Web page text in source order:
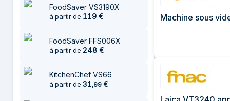
FoodSaver VS3190X
à partir de 119 €
FoodSaver FFS006X
à partir de 248 €
KitchenChef VS66
à partir de 31,99 €
Machine sous